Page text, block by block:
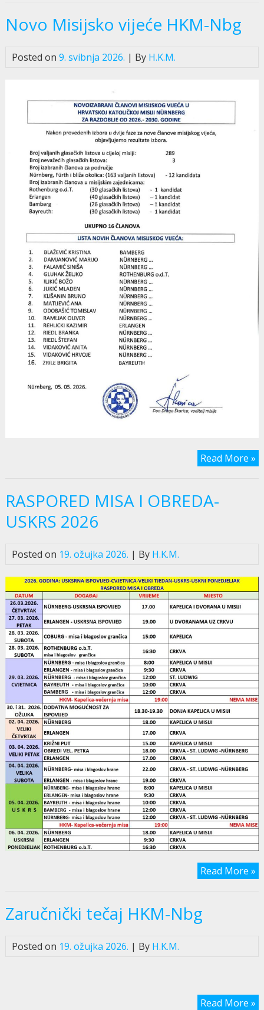
Novo Misijsko vijeće HKM-Nbg
Posted on 9. svibnja 2026. | By H.K.M.
Read More »
RASPORED MISA I OBREDA-
USKRS 2026
Posted on 19. ožujka 2026. | By H.K.M.
Read More »
Zaručnički tečaj HKM-Nbg
Posted on 19. ožujka 2026. | By H.K.M.
Read More »